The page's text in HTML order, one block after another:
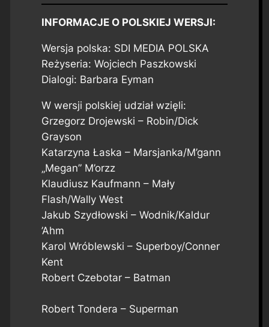
INFORMACJE O POLSKIEJ WERSJI:
Wersja polska: SDI MEDIA POLSKA
Reżyseria: Wojciech Paszkowski
Dialogi: Barbara Eyman
W wersji polskiej udział wzięli:
Grzegorz Drojewski – Robin/Dick
Grayson
Katarzyna Łaska – Marsjanka/M’gann
„Megan” M’orzz
Klaudiusz Kaufmann – Mały
Flash/Wally West
Jakub Szydłowski – Wodnik/Kaldur
’Ahm
Karol Wróblewski – Superboy/Conner
Kent
Robert Czebotar – Batman
Robert Tondera – Superman